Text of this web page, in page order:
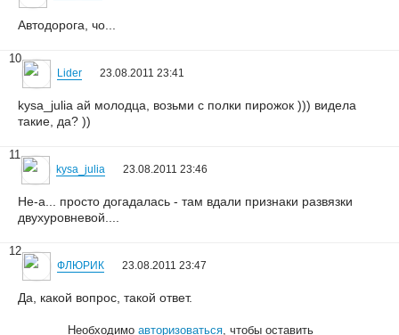
Автодорога, чо...
10
Lider 23.08.2011 23:41
kysa_julia ай молодца, возьми с полки пирожок ))) видела
такие, да? ))
11
kysa_julia 23.08.2011 23:46
Не-а... просто догадалась - там вдали признаки развязки
двухуровневой....
12
ФЛЮРИК 23.08.2011 23:47
Да, какой вопрос, такой ответ.
Необходимоавторизоваться, чтобы оставить